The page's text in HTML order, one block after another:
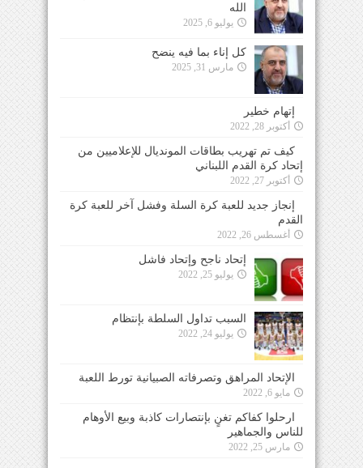
الله
يوليو 6, 2025
كل إناء بما فيه ينضح
مارس 31, 2025
إتهام خطير
أكتوبر 28, 2022
كيف تم تهريب بطاقات المونديال للإعلاميين من
إتحاد كرة القدم اللبناني
أكتوبر 27, 2022
إنجاز جديد للعبة كرة السلة وفشل آخر للعبة كرة
القدم
أغسطس 26, 2022
إتحاد ناجح وإتحاد فاشل
يوليو 25, 2022
السبب تداول السلطة بإنتظام
يوليو 24, 2022
الإتحاد المراهق وتصرفاته الصبيانية تورط اللعبة
مايو 6, 2022
ارحلوا كفاكم تغنٍ بإنتصارات كاذبة وبيع الأوهام
للناس والجماهير
مارس 25, 2022